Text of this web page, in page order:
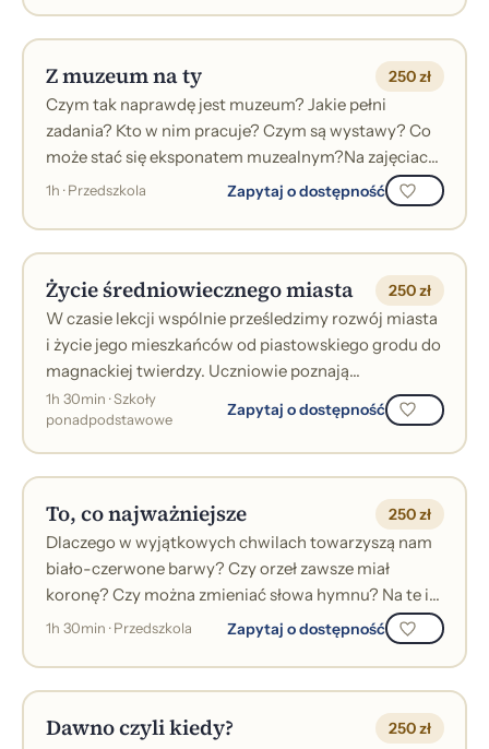
Z muzeum na ty 250 zł
Czym tak naprawdę jest muzeum? Jakie pełni
zadania? Kto w nim pracuje? Czym są wystawy? Co
może stać się eksponatem muzealnym?Na zajęciach
nie tylko odpowiemy na te pytania, lecz...
1h · Przedszkola Zapytaj o dostępność
Życie średniowiecznego miasta 250 zł
W czasie lekcji wspólnie prześledzimy rozwój miasta
i życie jego mieszkańców od piastowskiego grodu do
magnackiej twierdzy. Uczniowie poznają
najważniejsze elementy architektoniczn...
1h 30min · Szkoły
ponadpodstawowe
Zapytaj o dostępność
To, co najważniejsze 250 zł
Dlaczego w wyjątkowych chwilach towarzyszą nam
biało-czerwone barwy? Czy orzeł zawsze miał
koronę? Czy można zmieniać słowa hymnu? Na te i
inne pytania odpowiemy na warsztatach poś...
1h 30min · Przedszkola Zapytaj o dostępność
Dawno czyli kiedy? 250 zł